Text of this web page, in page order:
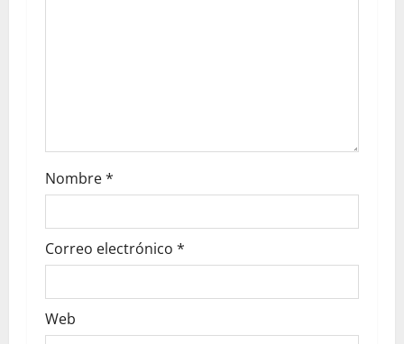
Nombre*
Correo electrónico *
Web